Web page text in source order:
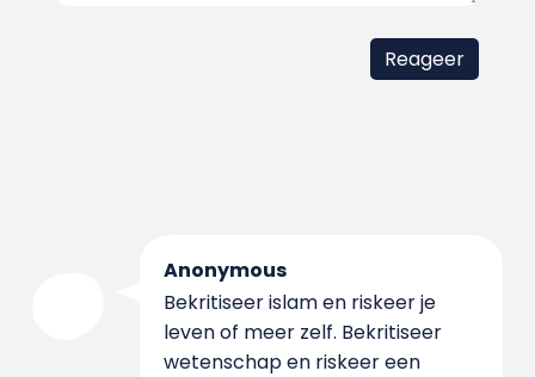
Anonymous
Bekritiseer islam en riskeer je
leven of meer zelf. Bekritiseer
wetenschap en riskeer een